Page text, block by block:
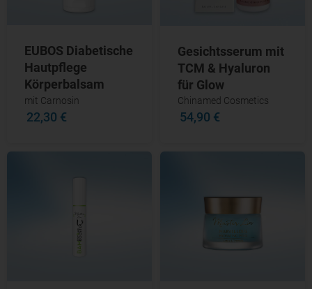
EUBOS Diabetische
Hautpflege
Körperbalsam
mit Carnosin
22,30 €
Gesichtsserum mit
TCM & Hyaluron
für Glow
Chinamed Cosmetics
54,90 €